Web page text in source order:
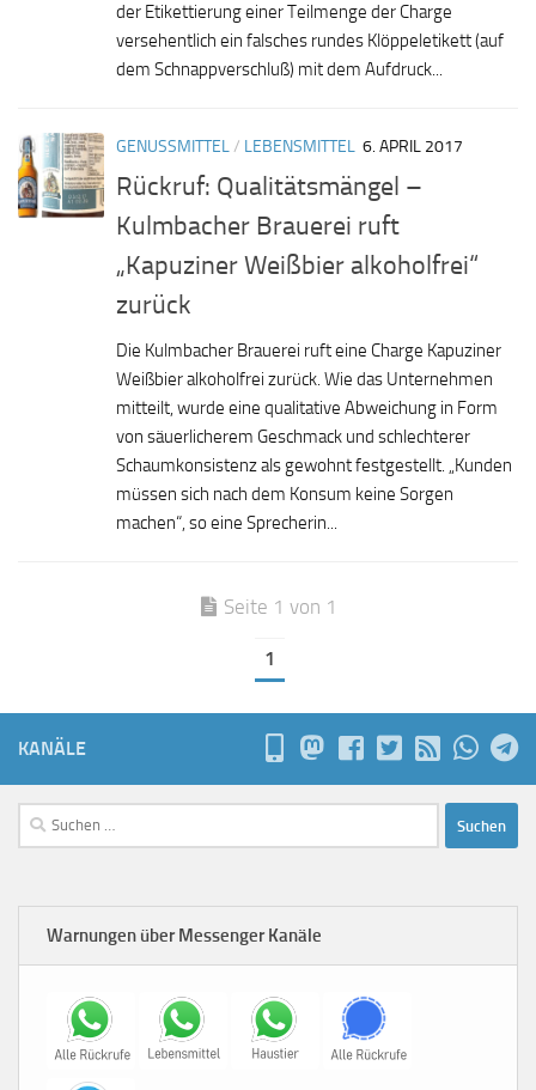
der Etikettierung einer Teilmenge der Charge
versehentlich ein falsches rundes Klöppeletikett (auf
dem Schnappverschluß) mit dem Aufdruck...
GENUSSMITTEL/ LEBENSMITTEL 6. APRIL 2017
Rückruf: Qualitätsmängel –
Kulmbacher Brauerei ruft
„Kapuziner Weißbier alkoholfrei“
zurück
Die Kulmbacher Brauerei ruft eine Charge Kapuziner
Weißbier alkoholfrei zurück. Wie das Unternehmen
mitteilt, wurde eine qualitative Abweichung in Form
von säuerlicherem Geschmack und schlechterer
Schaumkonsistenz als gewohnt festgestellt. „Kunden
müssen sich nach dem Konsum keine Sorgen
machen“, so eine Sprecherin...
Seite 1 von 1
1
KANÄLE
Suchen
nach:
Warnungen über Messenger Kanäle